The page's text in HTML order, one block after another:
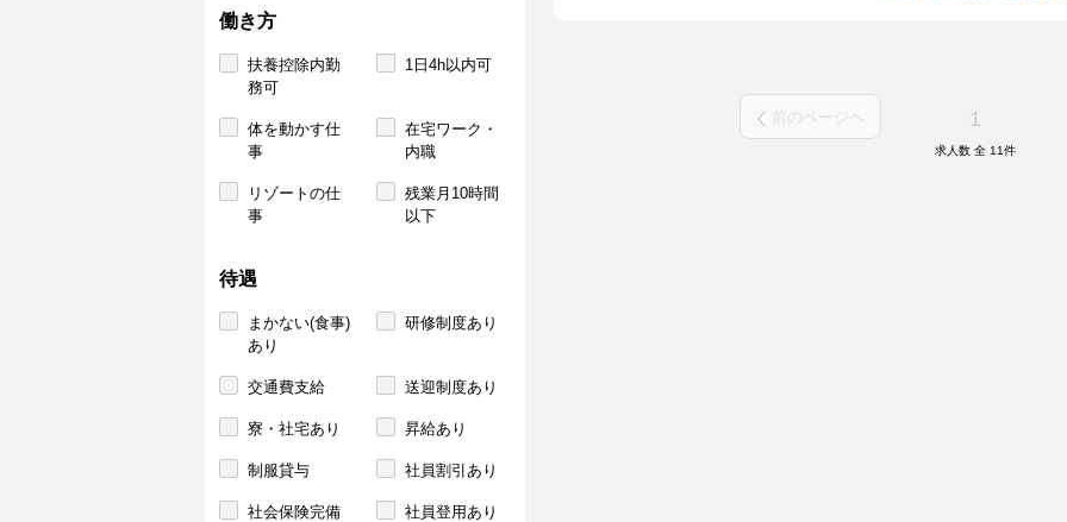
働き方
扶養控除内勤
務可
1日4h以内可
体を動かす仕
事
在宅ワーク・
内職
リゾートの仕
事
残業月10時間
以下
待遇
まかない(食事)
あり
研修制度あり
交通費支給 送迎制度あり
寮・社宅あり 昇給あり
制服貸与 社員割引あり
社会保険完備 社員登用あり
前のページへ 1
求人数 全 11件